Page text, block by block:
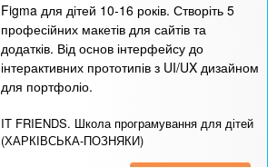
Figma для дітей 10-16 років. Створіть 5
професійних макетів для сайтів та
додатків. Від основ інтерфейсу до
інтерактивних прототипів з UI/UX дизайном
для портфоліо.
IT FRIENDS. Школа програмування для дітей
(ХАРКІВСЬКА-ПОЗНЯКИ)